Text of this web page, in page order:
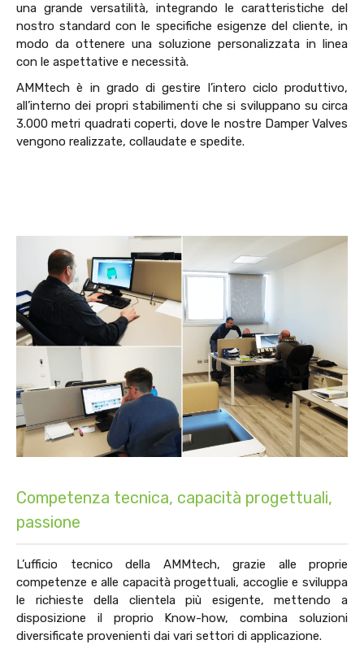
una grande versatilità, integrando le caratteristiche del
nostro standard con le specifiche esigenze del cliente, in
modo da ottenere una soluzione personalizzata in linea
con le aspettative e necessità.
AMMtech è in grado di gestire l’intero ciclo produttivo,
all’interno dei propri stabilimenti che si sviluppano su circa
3.000 metri quadrati coperti, dove le nostre Damper Valves
vengono realizzate, collaudate e spedite.
Competenza tecnica, capacità progettuali,
passione
L’ufficio tecnico della AMMtech, grazie alle proprie
competenze e alle capacità progettuali, accoglie e sviluppa
le richieste della clientela più esigente, mettendo a
disposizione il proprio Know-how, combina soluzioni
diversificate provenienti dai vari settori di applicazione.